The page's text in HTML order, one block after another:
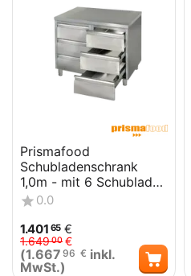
Prismafood
Schubladenschrank
1,0m - mit 6 Schubladen
STD0.0
1.401 65 €
1.64900 €
(1.667 96 € inkl.
MwSt.)